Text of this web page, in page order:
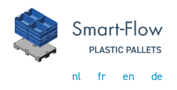
nl fr en de